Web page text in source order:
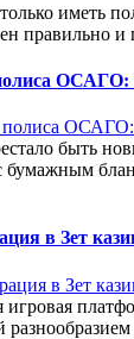
иметь
правильно и
ОСАГО:
быть
бумажным
в Зет